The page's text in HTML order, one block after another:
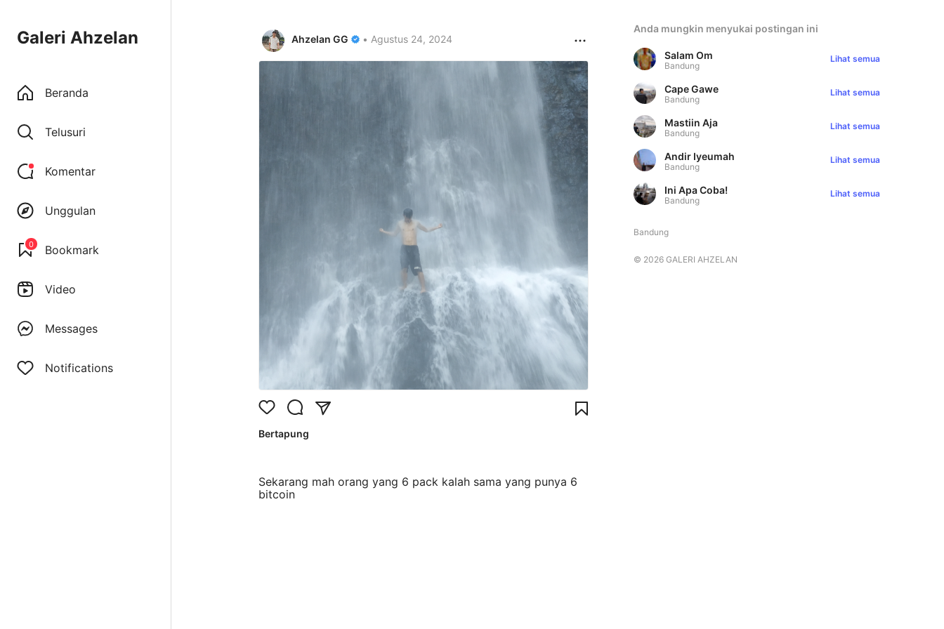
Galeri Ahzelan
Beranda
Telusuri
Komentar
Unggulan
0 Bookmark
Video
Messages
Notifications
Ahzelan GG • Agustus 24, 2024
Bertapung
Sekarang mah orang yang 6 pack kalah sama yang punya 6
bitcoin
Anda mungkin menyukai postingan ini
Salam Om
Bandung
Lihat semua
Cape Gawe
Bandung
Lihat semua
Mastiin Aja
Bandung
Lihat semua
Andir Iyeumah
Bandung
Lihat semua
Ini Apa Coba!
Bandung
Lihat semua
Bandung
© 2026GALERI AHZELAN